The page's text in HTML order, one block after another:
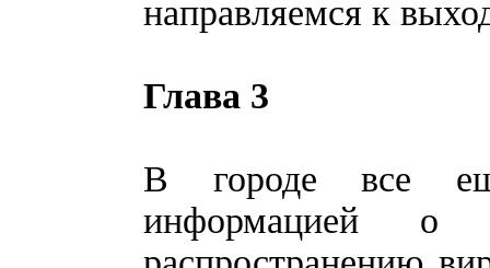
направляемся к
Глава 3
В городе все
информацией о